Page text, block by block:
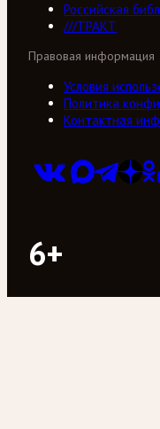
Российская
///ТРАКТ
Правовая информация
Условия
Политика
Контактная
6+